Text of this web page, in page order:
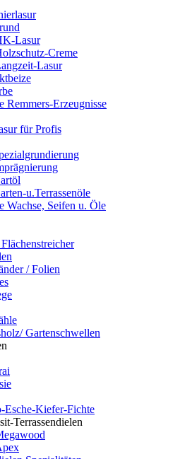
Lasur
Creme
Lasur
Remmers-Erzeugnisse
für Profis
u.Terrassenöle
Wachse, Seifen u. Öle
/ Folien
Gartenschwellen
Esche-Kiefer-Fichte
Terrassendielen